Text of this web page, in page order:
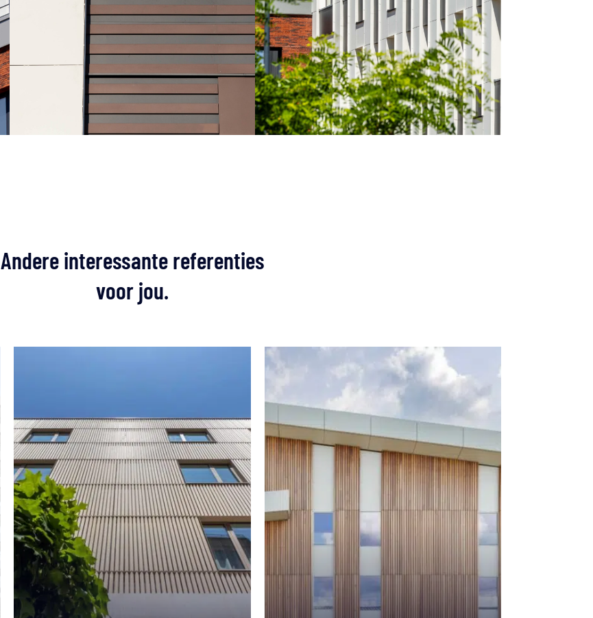
Andere interessante referenties
voor jou.